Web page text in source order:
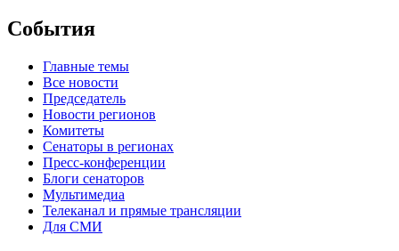
События
Главные темы
Все новости
Председатель
Новости регионов
Комитеты
Сенаторы в регионах
Пресс-конференции
Блоги сенаторов
Мультимедиа
Телеканал и прямые трансляции
Для СМИ